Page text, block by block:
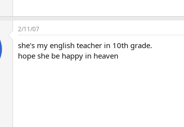
2/11/07
she's my english teacher in 10th grade.
hope she be happy in heaven